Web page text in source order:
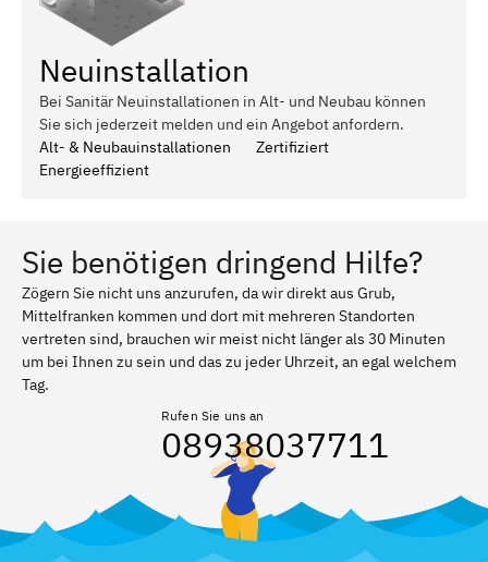
Neuinstallation
Bei Sanitär Neuinstallationen in Alt- und Neubau können
Sie sich jederzeit melden und ein Angebot anfordern.
Alt- & Neubauinstallationen
Zertifiziert
Energieeffizient
Sie benötigen dringend Hilfe?
Zögern Sie nicht uns anzurufen, da wir direkt aus Grub,
Mittelfranken kommen und dort mit mehreren Standorten
vertreten sind, brauchen wir meist nicht länger als 30 Minuten
um bei Ihnen zu sein und das zu jeder Uhrzeit, an egal welchem
Tag.
Rufen Sie uns an
08938037711